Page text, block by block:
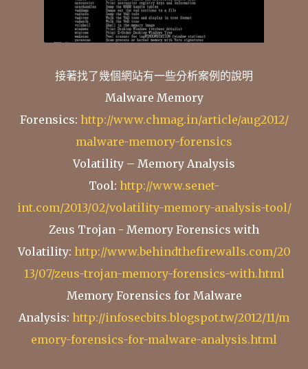
接著找了幾個網站有一些分析案例的說明
Malware Memory
Forensics: http://www.chmag.in/article/aug2012/
malware-memory-forensics
Volatility – Memory Analysis
Tool: http://www.senet-
int.com/2013/02/volatility-memory-analysis-tool/
Zeus Trojan - Memory Forensics with
Volatility: http://www.behindthefirewalls.com/20
13/07/zeus-trojan-memory-forensics-with.html
Memory Forensics for Malware
Analysis: http://infosecbits.blogspot.tw/2012/11/m
emory-forensics-for-malware-analysis.html